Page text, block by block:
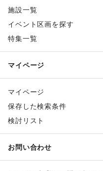
施設一覧
イベント区画を探す
特集一覧
マイページ
マイページ
保存した検索条件
検討リスト
お問い合わせ